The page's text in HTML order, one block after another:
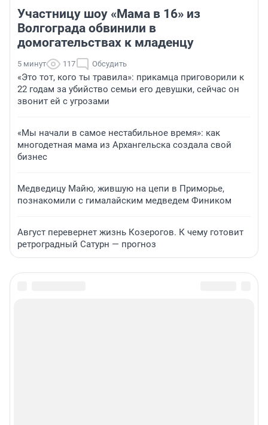
Участницу шоу «Мама в 16» из
Волгограда обвинили в
домогательствах к младенцу
5 минут 117 Обсудить
«Это тот, кого ты травила»: прикамца приговорили к
22 годам за убийство семьи его девушки, сейчас он
звонит ей с угрозами
«Мы начали в самое нестабильное время»: как
многодетная мама из Архангельска создала свой
бизнес
Медведицу Майю, жившую на цепи в Приморье,
познакомили с гималайским медведем Фиником
Август перевернет жизнь Козерогов. К чему готовит
ретроградный Сатурн — прогноз